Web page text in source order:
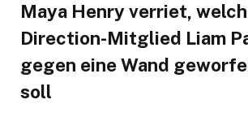
Maya Henry verriet,
Direction-Mitglied Liam
gegen eine Wand
soll